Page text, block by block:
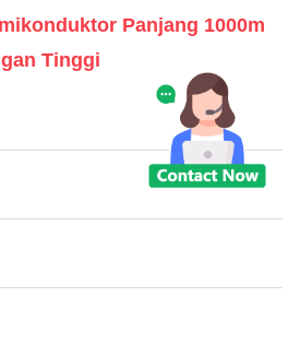
Panjang 1000m
Tinggi